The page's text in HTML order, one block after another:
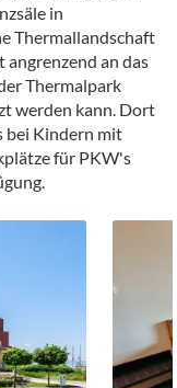
in
Thermallandschaft
angrenzend an das
Thermalpark
werden kann. Dort
bei Kindern mit
für PKW's